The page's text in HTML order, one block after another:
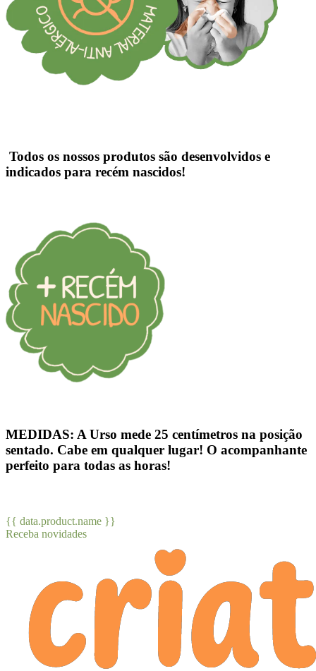
Todos os nossos produtos são desenvolvidos e
indicados para recém nascidos!
MEDIDAS: A Urso mede 25 centímetros na posição
sentado. Cabe em qualquer lugar! O acompanhante
perfeito para todas as horas!
{{ data.product.name }}
Receba novidades